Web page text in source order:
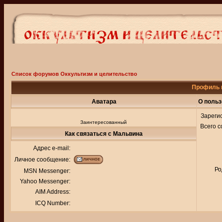
Список форумов Оккультизм и целительство
Профиль
Аватара О
Заинтересованный
Всего
Как связаться с Мальвина
Адрес e-mail:
Личное сообщение:
MSN Messenger:
Yahoo Messenger:
AIM Address:
ICQ Number: